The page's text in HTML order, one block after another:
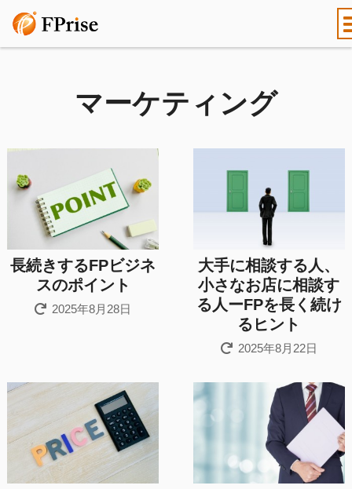
マーケティング
長続きするFPビジネ
スのポイント
2025年8月28日
大手に相談する人、
小さなお店に相談す
る人ーFPを長く続け
るヒント
2025年8月22日